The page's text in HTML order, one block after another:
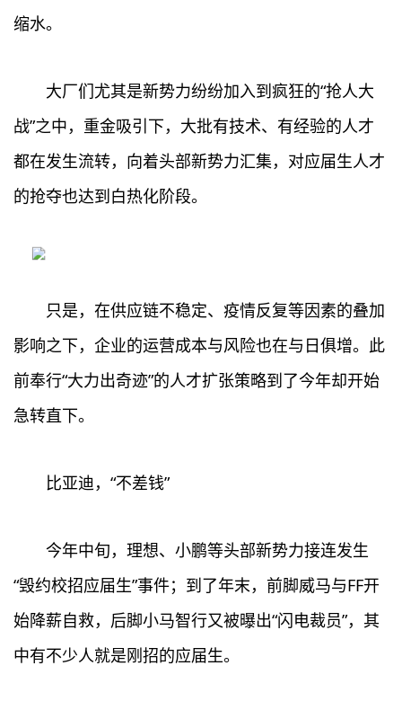
缩水。
大厂们尤其是新势力纷纷加入到疯狂的“抢人大
战”之中，重金吸引下，大批有技术、有经验的人才
都在发生流转，向着头部新势力汇集，对应届生人才
的抢夺也达到白热化阶段。
只是，在供应链不稳定、疫情反复等因素的叠加
影响之下，企业的运营成本与风险也在与日俱增。此
前奉行“大力出奇迹”的人才扩张策略到了今年却开始
急转直下。
比亚迪，“不差钱”
今年中旬，理想、小鹏等头部新势力接连发生
“毁约校招应届生”事件；到了年末，前脚威马与FF开
始降薪自救，后脚小马智行又被曝出“闪电裁员”，其
中有不少人就是刚招的应届生。